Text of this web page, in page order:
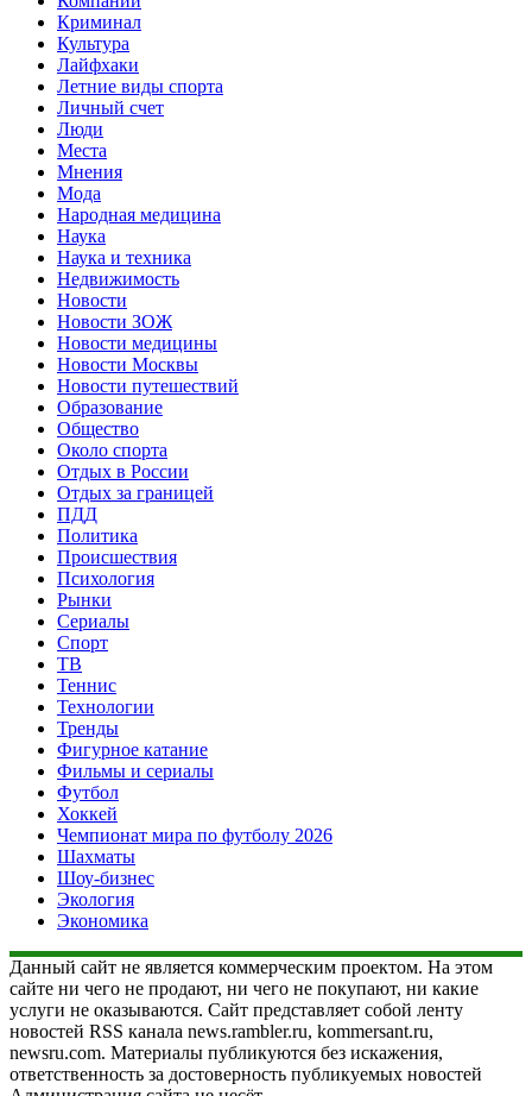
Криминал
Культура
Лайфхаки
Летние виды спорта
Личный счет
Люди
Места
Мнения
Мода
Народная медицина
Наука
Наука и техника
Недвижимость
Новости
Новости ЗОЖ
Новости медицины
Новости Москвы
Новости путешествий
Образование
Общество
Около спорта
Отдых в России
Отдых за границей
ПДД
Политика
Происшествия
Психология
Рынки
Сериалы
Спорт
ТВ
Теннис
Технологии
Тренды
Фигурное катание
Фильмы и сериалы
Футбол
Хоккей
Чемпионат мира по футболу 2026
Шахматы
Шоу-бизнес
Экология
Экономика
Данный сайт не является коммерческим проектом. На этом
сайте ни чего не продают, ни чего не покупают, ни какие
услуги не оказываются. Сайт представляет собой ленту
новостей RSS канала news.rambler.ru, kommersant.ru,
newsru.com. Материалы публикуются без искажения,
ответственность за достоверность публикуемых новостей